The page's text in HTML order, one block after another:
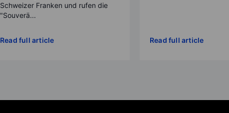
Schweizer Franken und rufen die
"Souverä...
Read full article Read full article